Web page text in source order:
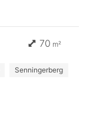
70 m²
Senningerberg